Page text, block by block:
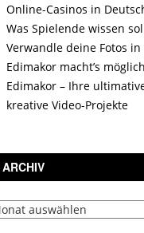
Online-Casinos in
Was Spielende wissen
Verwandle deine Fotos in
Edimakor macht’s möglich
Edimakor – Ihre
kreative Video-Projekte
ARCHIV